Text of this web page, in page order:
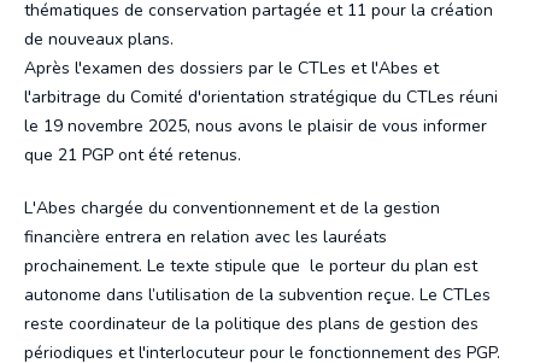
thématiques de conservation partagée et 11 pour la création
de nouveaux plans.
Après l'examen des dossiers par le CTLes et l'Abes et
l'arbitrage du Comité d'orientation stratégique du CTLes réuni
le 19 novembre 2025, nous avons le plaisir de vous informer
que 21 PGP ont été retenus.
L'Abes chargée du conventionnement et de la gestion
financière entrera en relation avec les lauréats
prochainement. Le texte stipule que le porteur du plan est
autonome dans l’utilisation de la subvention reçue. Le CTLes
reste coordinateur de la politique des plans de gestion des
périodiques et l'interlocuteur pour le fonctionnement des PGP.